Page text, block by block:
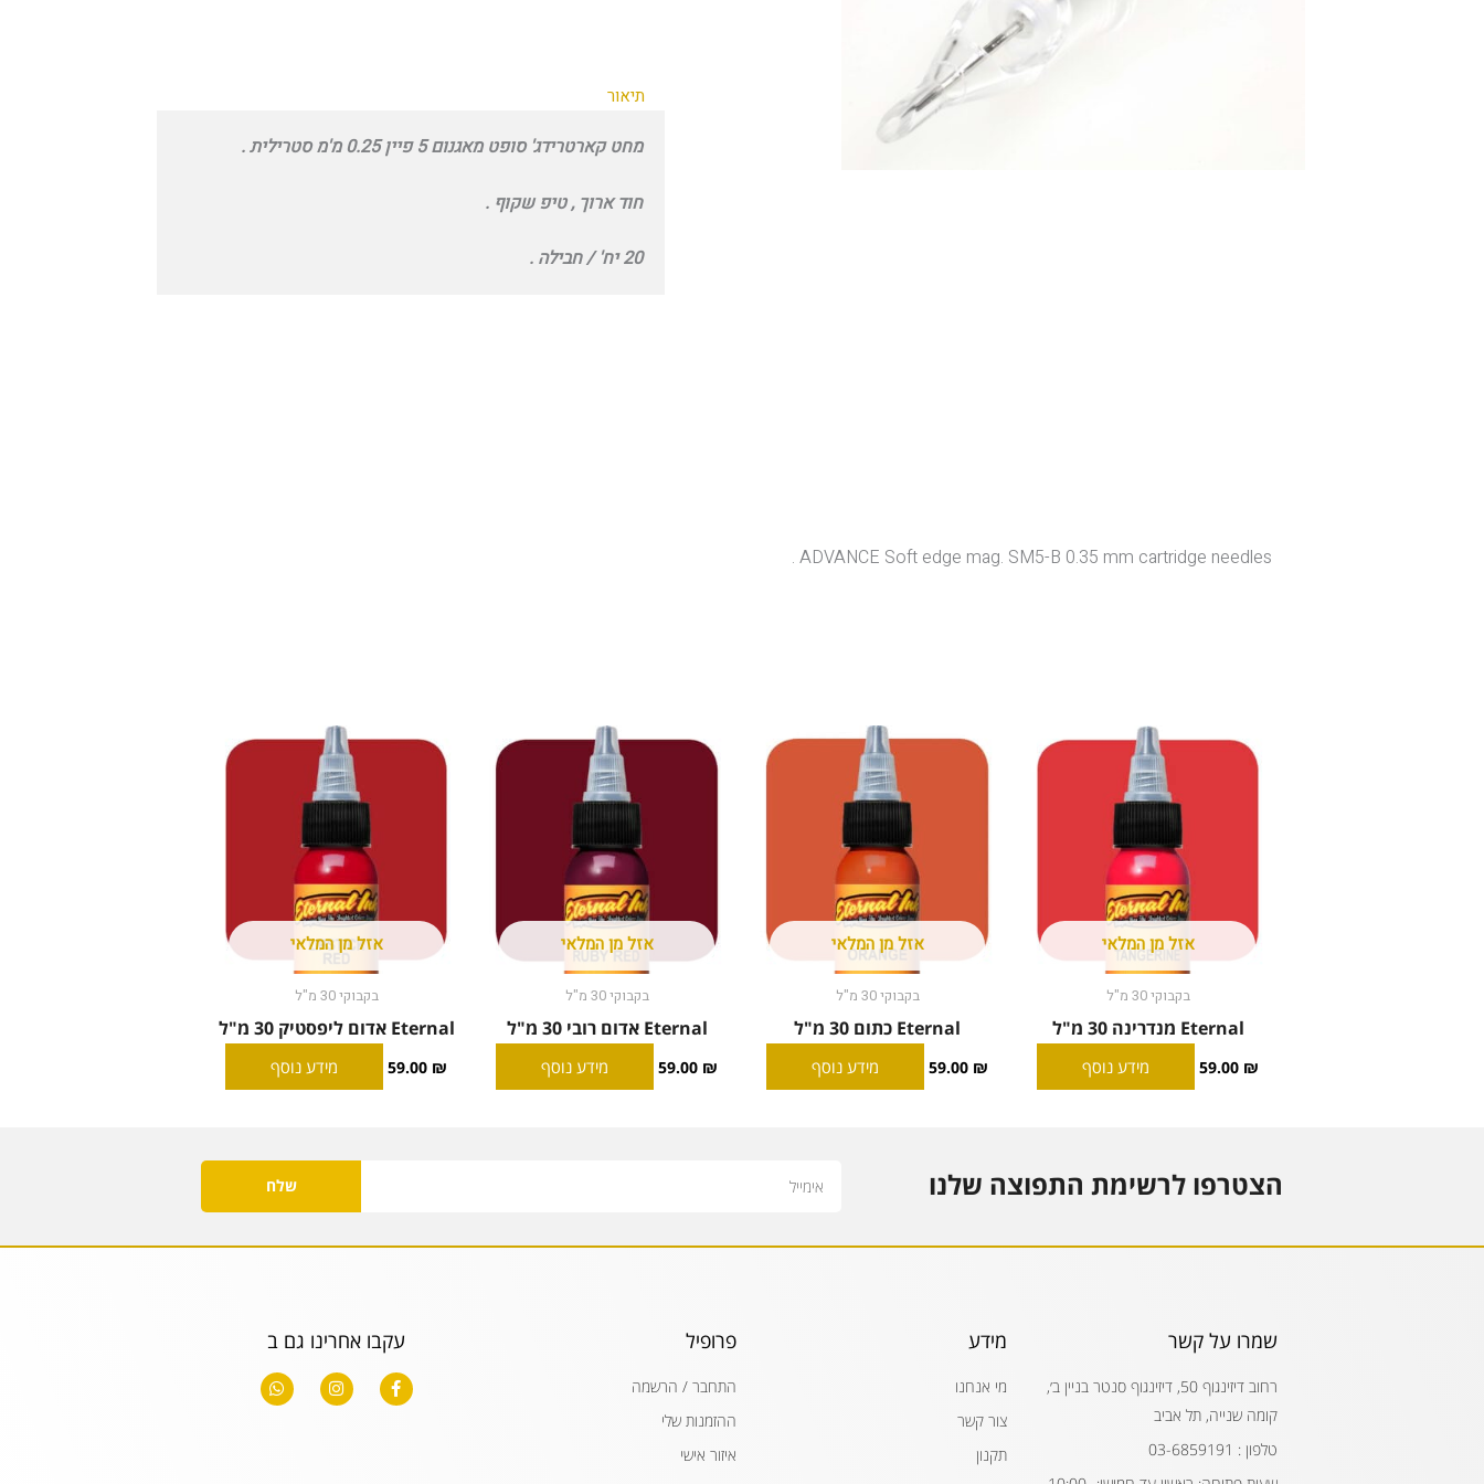
תיאור
מחט קארטרידג' סופט מאגנום 5 פיין 0.25 מ'מ סטרילית .
חוד ארוך , טיפ שקוף .
20 יח' / חבילה .
ADVANCE Soft edge mag. SM5-B 0.35 mm cartridge needles .
אזל מן המלאי
בקבוקי 30 מ"ל
Eternal מנדרינה 30 מ"ל
59.00 ₪ מידע נוסף
אזל מן המלאי
בקבוקי 30 מ"ל
Eternal כתום 30 מ"ל
59.00 ₪ מידע נוסף
אזל מן המלאי
בקבוקי 30 מ"ל
Eternal אדום רובי 30 מ"ל
59.00 ₪ מידע נוסף
אזל מן המלאי
בקבוקי 30 מ"ל
Eternal אדום ליפסטיק 30 מ"ל
59.00 ₪ מידע נוסף
הצטרפו לרשימת התפוצה שלנו שלח
שמרו על קשר
רחוב דיזינגוף 50, דיזינגוף סנטר בניין ב׳,
קומה שנייה, תל אביב
טלפון : 03-6859191
מידע
מי אנחנו
צור קשר
תקנון
פרופיל
התחבר / הרשמה
ההזמנות שלי
איזור אישי
עקבו אחרינו גם ב
F
a
c
I
n
s
W
h
a